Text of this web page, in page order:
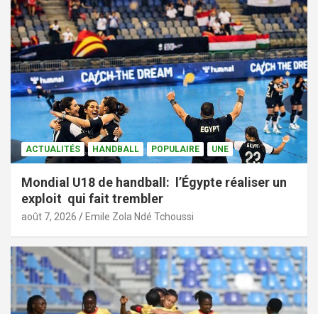
ACTUALITÉS HANDBALL POPULAIRE UNE
Mondial U18 de handball: l’Égypte réaliser un
exploit qui fait trembler
août 7, 2026 Emile Zola Ndé Tchoussi